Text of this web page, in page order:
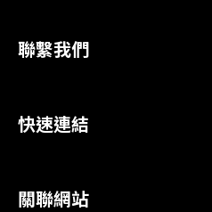
聯繫我們
快速連結
關聯網站